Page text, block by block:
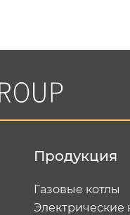
Продукция
Газовые котлы
Электрические